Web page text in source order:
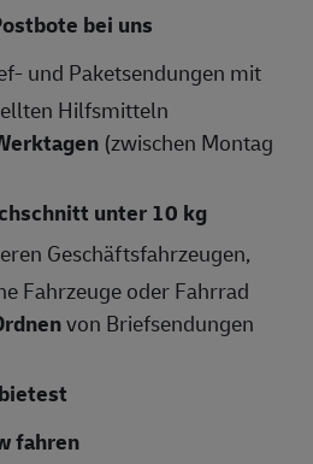
bei uns
und Paketsendungen mit
Hilfsmitteln
(zwischen Montag
unter 10 kg
Geschäftsfahrzeugen,
Fahrzeuge oder Fahrrad
von Briefsendungen
fahren